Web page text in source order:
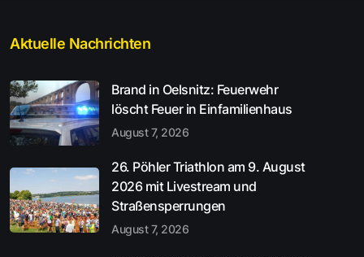
Aktuelle Nachrichten
Brand in Oelsnitz: Feuerwehr
löscht Feuer in Einfamilienhaus
August 7, 2026
26. Pöhler Triathlon am 9. August
2026 mit Livestream und
Straßensperrungen
August 7, 2026